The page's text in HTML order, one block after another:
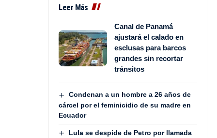
Leer Más
Canal de Panamá
ajustará el calado en
esclusas para barcos
grandes sin recortar
tránsitos
Condenan a un hombre a 26 años de
cárcel por el feminicidio de su madre en
Ecuador
Lula se despide de Petro por llamada